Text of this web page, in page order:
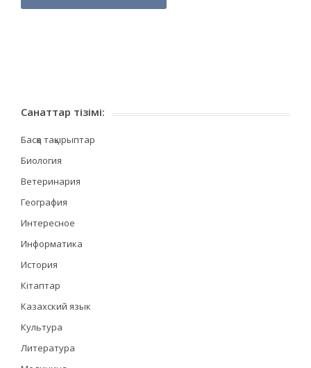
Санаттар тізімі:
Басқа тақырыптар
Биология
Ветеринария
География
Интересное
Информатика
История
Кітаптар
Казахский язык
Культура
Литература